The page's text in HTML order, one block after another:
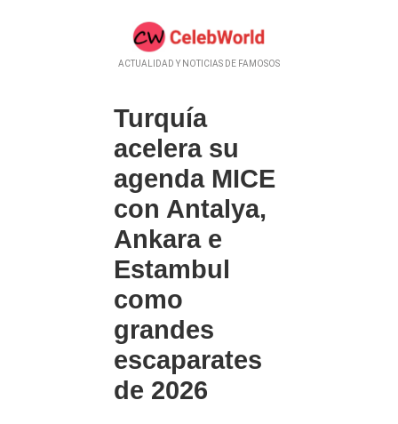
ACTUALIDAD Y NOTICIAS DE FAMOSOS
Turquía
acelera su
agenda MICE
con Antalya,
Ankara e
Estambul
como
grandes
escaparates
de 2026